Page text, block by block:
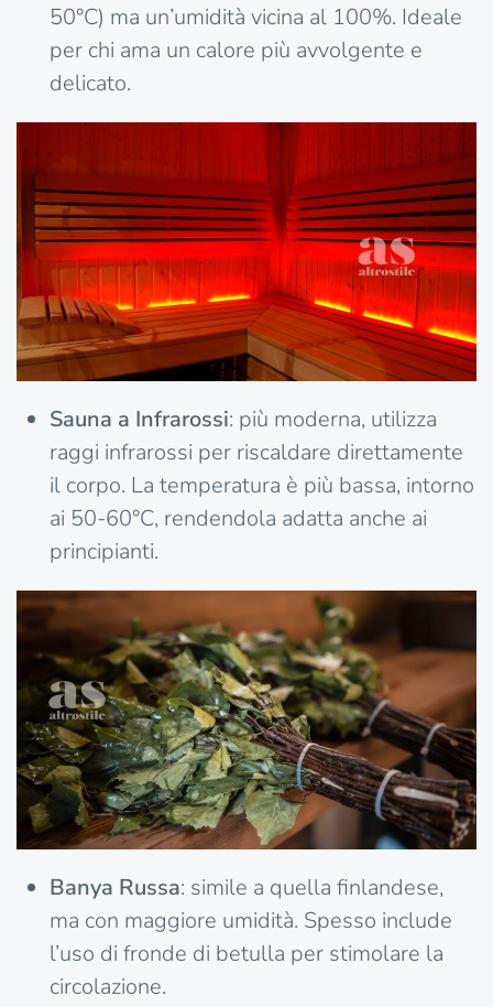
50°C) ma un’umidità vicina al 100%. Ideale
per chi ama un calore più avvolgente e
delicato.
Sauna a Infrarossi: più moderna, utilizza
raggi infrarossi per riscaldare direttamente
il corpo. La temperatura è più bassa, intorno
ai 50-60°C, rendendola adatta anche ai
principianti.
Banya Russa: simile a quella finlandese,
ma con maggiore umidità. Spesso include
l’uso di fronde di betulla per stimolare la
circolazione.